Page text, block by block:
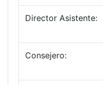
Director Asistente:
Consejero: